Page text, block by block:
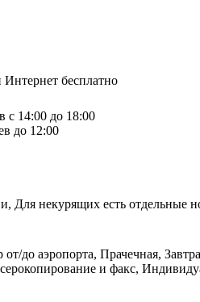
бесплатно
с 14:00 до 18:00
до 12:00
Для некурящих есть
до аэропорта, Прачечная,
и факс,